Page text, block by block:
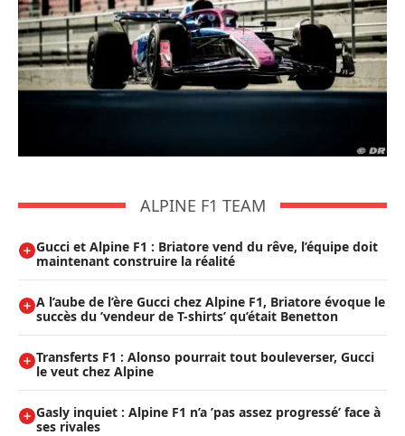
ALPINE F1 TEAM
Gucci et Alpine F1 : Briatore vend du rêve, l’équipe doit
maintenant construire la réalité
A l’aube de l’ère Gucci chez Alpine F1, Briatore évoque le
succès du ’vendeur de T-shirts’ qu’était Benetton
Transferts F1 : Alonso pourrait tout bouleverser, Gucci
le veut chez Alpine
Gasly inquiet : Alpine F1 n’a ’pas assez progressé’ face à
ses rivales